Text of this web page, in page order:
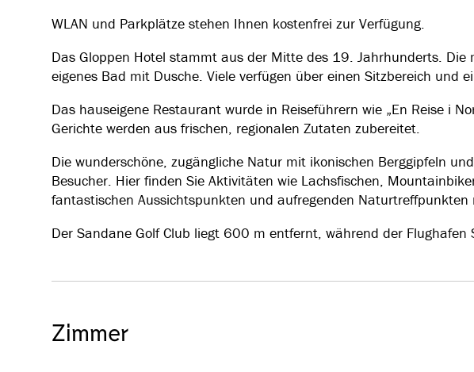
WLAN und Parkplätze stehen Ihnen kostenfrei zur Verfügung.
Das Gloppen Hotel stammt aus der Mitte des 19. Jahrhunderts. Die
eigenes Bad mit Dusche. Viele verfügen über einen Sitzbereich und
Das hauseigene Restaurant wurde in Reiseführern wie „En Reise i
Gerichte werden aus frischen, regionalen Zutaten zubereitet.
Die wunderschöne, zugängliche Natur mit ikonischen Berggipfeln
Besucher. Hier finden Sie Aktivitäten wie Lachsfischen,
fantastischen Aussichtspunkten und aufregenden
Der Sandane Golf Club liegt 600 m entfernt, während der
Zimmer